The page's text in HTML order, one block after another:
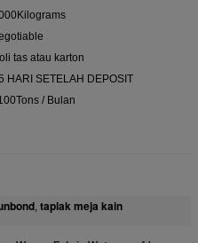
tas atau karton
HARI SETELAH DEPOSIT
/ Bulan
, taplak meja kain